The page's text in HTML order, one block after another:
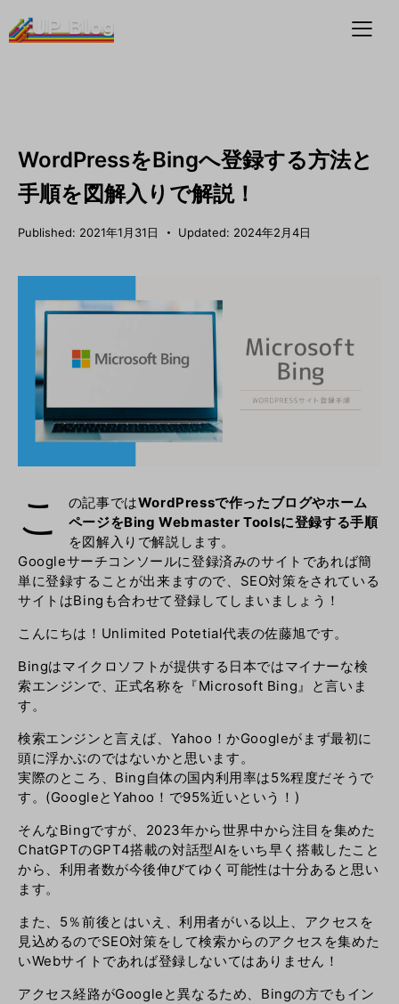
WordPressをBingへ登録する方法と
手順を図解入りで解説！
Published: 2021年1月31日 Updated: 2024年2月4日
こ の記事ではWordPressで作ったブログやホーム
ページをBing Webmaster Toolsに登録する手順
を図解入りで解説します。
Googleサーチコンソールに登録済みのサイトであれば簡
単に登録することが出来ますので、SEO対策をされている
サイトはBingも合わせて登録してしまいましょう！
こんにちは！Unlimited Potetial代表の佐藤旭です。
Bingはマイクロソフトが提供する日本ではマイナーな検
索エンジンで、正式名称を『Microsoft Bing』と言いま
す。
検索エンジンと言えば、Yahoo！かGoogleがまず最初に
頭に浮かぶのではないかと思います。
実際のところ、Bing自体の国内利用率は5%程度だそうで
す。(GoogleとYahoo！で95%近いという！)
そんなBingですが、2023年から世界中から注目を集めた
ChatGPTのGPT4搭載の対話型AIをいち早く搭載したこと
から、利用者数が今後伸びてゆく可能性は十分あると思い
ます。
また、5％前後とはいえ、利用者がいる以上、アクセスを
見込めるのでSEO対策をして検索からのアクセスを集めた
いWebサイトであれば登録しないてはありません！
アクセス経路がGoogleと異なるため、Bingの方でもイン